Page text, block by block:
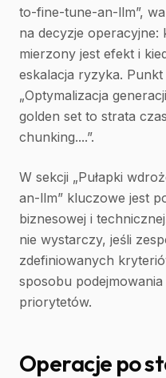
to-fine-tune-an-llm”,
na decyzje operacyjne:
mierzony jest efekt i
eskalacja ryzyka. Punkt
„Optymalizacja
golden set to strata
chunking....”.
W sekcji „Pułapki
an-llm” kluczowe jest
biznesowej i
nie wystarczy, jeśli
zdefiniowanych
sposobu
priorytetów.
Operacje po